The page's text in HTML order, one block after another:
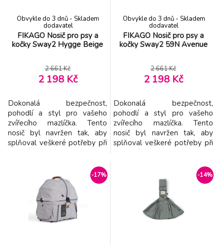
tvrdý
519 Kč
-14%
CURLI Postroj pro psy se sponou Air-Mesh
FIKAGO Nosič pro psy a
kočky Sway2 Hygge Beige
Obvykle do 3 dnů - Skladem
dodavatel
2 661 Kč
2 198 Kč
Dokonalá bezpečnost,
pohodlí a styl pro vašeho
zvířecího mazlíčka. Tento
nosič byl navržen tak, aby
splňoval veškeré potřeby při
městě. Pevná konstrukce s
pevnou spodní částí a
tvrdými postranicemi
zaručuje stabilitu a ochranu i
při náročnějších cestách.
Vnitřní háček pro připnutí
FIKAGO Nosič pro psy a
kočky Sway2 59N Avenue
Obvykle do 3 dnů - Skladem
dodavatel
2 661 Kč
2 198 Kč
Dokonalá bezpečnost,
pohodlí a styl pro vašeho
zvířecího mazlíčka. Tento
nosič byl navržen tak, aby
splňoval veškeré potřeby při
městě. Pevná konstrukce s
pevnou spodní částí a
tvrdými postranicemi zaručuje
stabilitu a ochranu i při
náročnějších cestách. Vnitřní
háček pro připnutí vodítka
-17% -14%